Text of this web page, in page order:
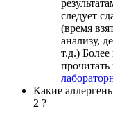
следует
(время
анализу,
т.д.)
прочитать
Какие
2 ?